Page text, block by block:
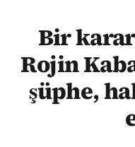
Bir
Rojin
şüphe,